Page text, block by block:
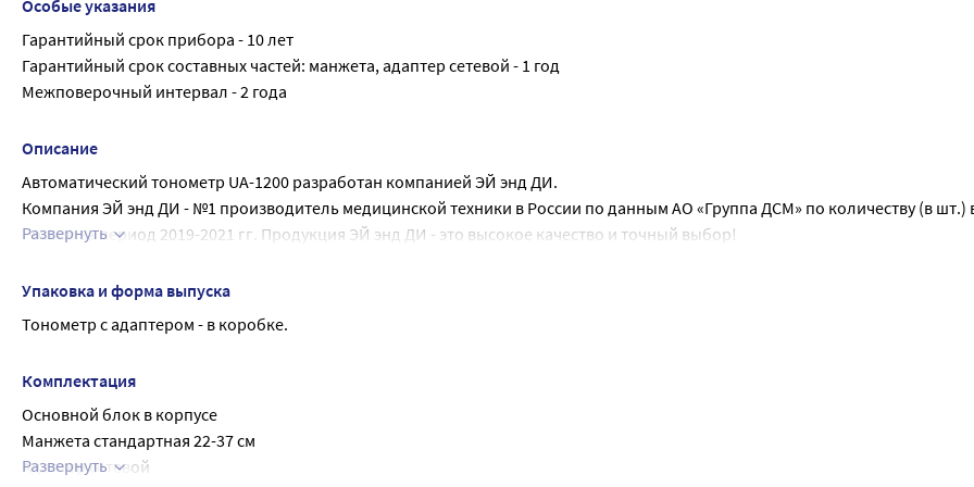
Особые указания
Гарантийный срок прибора - 10 лет
Гарантийный срок составных частей: манжета, адаптер сетевой - 1 год
Межповерочный интервал - 2 года
Описание
Автоматический тонометр UА-1200 разработан компанией ЭЙ энд ДИ.
Компания ЭЙ энд ДИ - №1 производитель медицинской техники в России по данным АО «Группа ДСМ» по количеству (в шт.)
России за период 2019-2021 гг. Продукция ЭЙ энд ДИ - это высокое качество и точный выбор!
Отличительными функциональными особенностями тонометра UA-1200 являются:
• Точность подтверждена по протоколу Британского гипертонического общества под международным названием модели
• Система интеллектуального управления Intellitronics для более комфортного и точного измерения
• Память на 90 измерений, расчёт среднего давления
• Индикатор аритмии - сообщит о возможных нарушениях нормальной частоты или периодичности сердечных сокращений
измерения
• Календарь и часы - позволяют понять, когда было сделано измерение, просматривая память тонометра
Развернуть
Упаковка и форма выпуска
Тонометр с адаптером - в коробке.
Комплектация
Основной блок в корпусе
Манжета стандартная 22-37 см
Адаптер сетевой
Развернуть